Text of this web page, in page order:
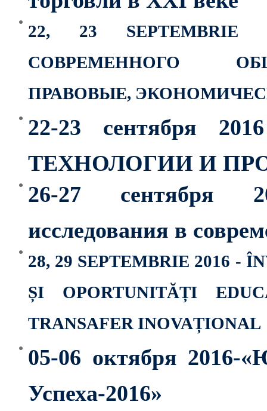
22, 23
СОВРЕМЕННОГО
ПРАВОВЫЕ,
22-23 сентября
ТЕХНОЛОГИИ И
26-27 сентября
исследования в
28, 29 SEPTEMBRIE 2016 -
ȘI OPORTUNITĂȚI
TRANSAFER INOVAȚIONAL
05-06 октября 2016-
Успеха-2016»